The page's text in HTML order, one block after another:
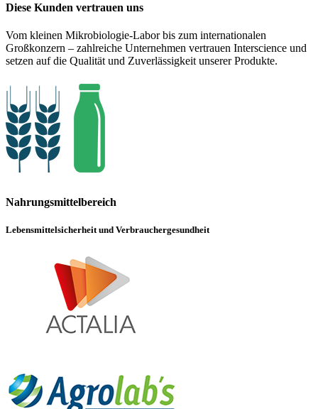
Diese Kunden vertrauen uns
Vom kleinen Mikrobiologie-Labor bis zum internationalen
Großkonzern – zahlreiche Unternehmen vertrauen Interscience und
setzen auf die Qualität und Zuverlässigkeit unserer Produkte.
Nahrungsmittelbereich
Lebensmittelsicherheit und Verbrauchergesundheit